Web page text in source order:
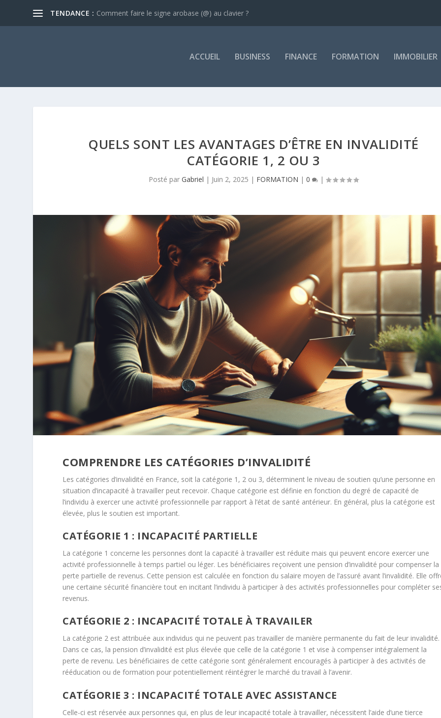
TENDANCE : Comment faire le signe arobase (@) au clavier ?
ACCUEIL BUSINESS FINANCE FORMATION IMMOBILIER
QUELS SONT LES AVANTAGES D’ÊTRE EN INVALIDITÉ
CATÉGORIE 1, 2 OU 3
Posté par Gabriel | Juin 2, 2025 | FORMATION | 0 |
COMPRENDRE LES CATÉGORIES D’INVALIDITÉ
Les catégories d’invalidité en France, soit la catégorie 1, 2 ou 3, déterminent le niveau de soutien qu’une personne en
situation d’incapacité à travailler peut recevoir. Chaque catégorie est définie en fonction du degré de capacité de
l’individu à exercer une activité professionnelle par rapport à l’état de santé antérieur. En général, plus la catégorie est
élevée, plus le soutien est important.
CATÉGORIE 1 : INCAPACITÉ PARTIELLE
La catégorie 1 concerne les personnes dont la capacité à travailler est réduite mais qui peuvent encore exercer une
activité professionnelle à temps partiel ou léger. Les bénéficiaires reçoivent une pension d’invalidité pour compenser la
perte partielle de revenus. Cette pension est calculée en fonction du salaire moyen de l’assuré avant l’invalidité. Elle
une certaine sécurité financière tout en incitant l’individu à participer à des activités professionnelles pour compléter
revenus.
CATÉGORIE 2 : INCAPACITÉ TOTALE À TRAVAILER
La catégorie 2 est attribuée aux individus qui ne peuvent pas travailler de manière permanente du fait de leur invalidité.
Dans ce cas, la pension d’invalidité est plus élevée que celle de la catégorie 1 et vise à compenser intégralement la
perte de revenu. Les bénéficiaires de cette catégorie sont généralement encouragés à participer à des activités de
rééducation ou de formation pour potentiellement réintégrer le marché du travail à l’avenir.
CATÉGORIE 3 : INCAPACITÉ TOTALE AVEC ASSISTANCE
Celle-ci est réservée aux personnes qui, en plus de leur incapacité totale à travailler, nécessitent l’aide d’une tierce